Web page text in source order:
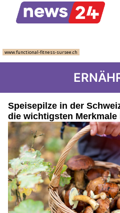
Speisepilze in der
die wichtigsten